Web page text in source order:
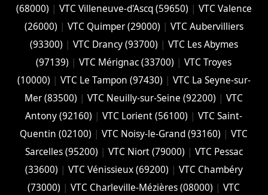
(68000) | VTC Villeneuve-d'Ascq (59650) | VTC Valence
(26000) | VTC Quimper (29000) | VTC Aubervilliers
(93300) | VTC Drancy (93700) | VTC Les Abymes
(97139) |VTC Mérignac (33700) |VTC Troyes
(10000) | VTC Le Tampon (97430) | VTC La Seyne-sur-
Mer (83500) |VTC Neuilly-sur-Seine (92200) |VTC
Antony (92160) |VTC Lorient (56100) |VTC Saint-
Quentin (02100) |VTC Noisy-le-Grand (93160) |VTC
Sarcelles (95200) | VTC Niort (‎79000) | VTC Pessac
(33600) | VTC Vénissieux (69200) | VTC Chambéry
(‎73000) |VTC Charleville-Mézières (08000) |VTC